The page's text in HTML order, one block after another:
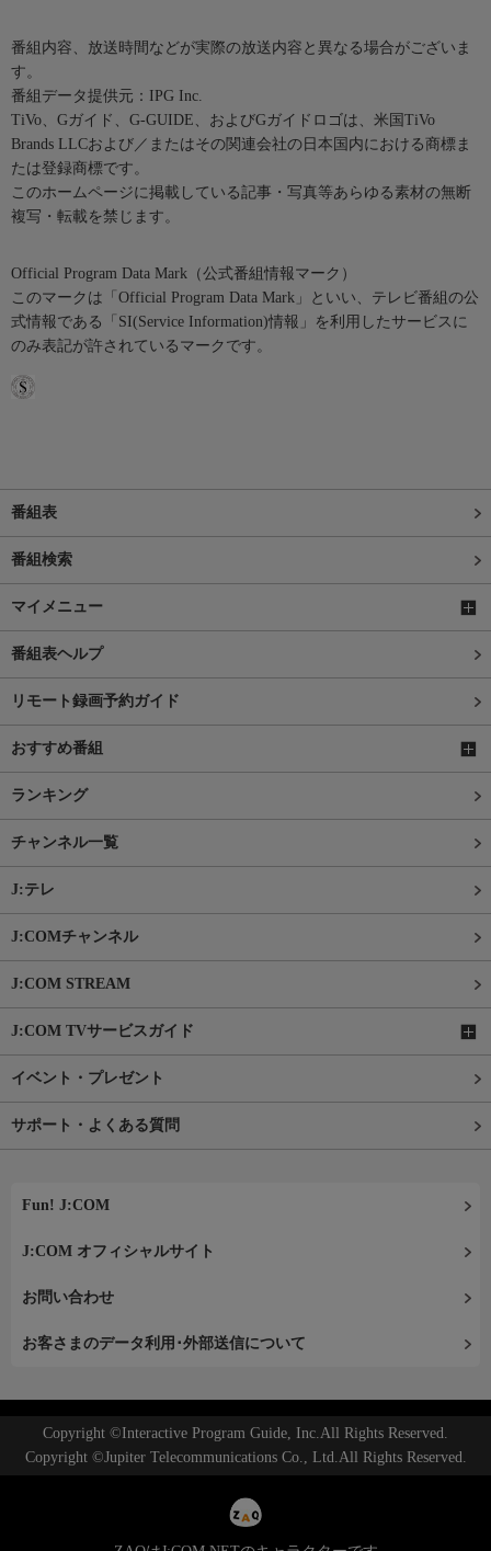
番組内容、放送時間などが実際の放送内容と異なる場合がございま
す。
番組データ提供元：IPG Inc.
TiVo、Gガイド、G-GUIDE、およびGガイドロゴは、米国TiVo
Brands LLCおよび／またはその関連会社の日本国内における商標ま
たは登録商標です。
このホームページに掲載している記事・写真等あらゆる素材の無断
複写・転載を禁じます。
Official Program Data Mark（公式番組情報マーク）
このマークは「Official Program Data Mark」といい、テレビ番組の公
式情報である「SI(Service Information)情報」を利用したサービスに
のみ表記が許されているマークです。
番組表
番組検索
マイメニュー
番組表ヘルプ
リモート録画予約ガイド
おすすめ番組
ランキング
チャンネル一覧
J:テレ
J:COMチャンネル
J:COM STREAM
J:COM TVサービスガイド
イベント・プレゼント
サポート・よくある質問
Fun! J:COM
J:COM オフィシャルサイト
お問い合わせ
お客さまのデータ利用･外部送信について
Copyright ©Interactive Program Guide, Inc.All Rights Reserved.
Copyright ©Jupiter Telecommunications Co., Ltd.All Rights Reserved.